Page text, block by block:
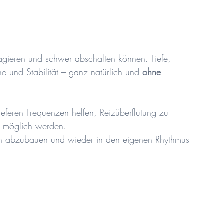
und schwer abschalten können. Tiefe,
und Stabilität – ganz natürlich undohne
Frequenzen helfen, Reizüberflutung zu
werden.
und wieder in den eigenen Rhythmus